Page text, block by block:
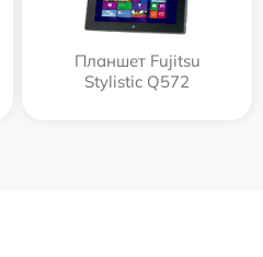
Планшет Fujitsu
Stylistic Q572